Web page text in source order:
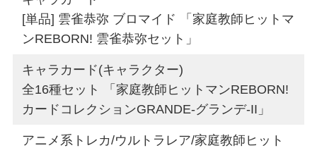
[単品] 雲雀恭弥 ブロマイド 「家庭教師ヒットマ
ンREBORN! 雲雀恭弥セット」
キャラカード(キャラクター)
全16種セット 「家庭教師ヒットマンREBORN!
カードコレクションGRANDE-グランデ-II」
アニメ系トレカ/ウルトラレア/家庭教師ヒット